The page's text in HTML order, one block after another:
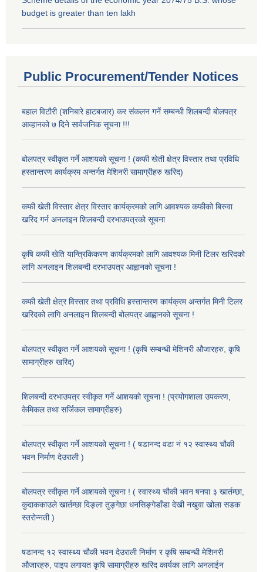
budget is greater than ten lakh
Public Procurement/Tender Notices
बहाल विटौरी (शनिबारे हाटबजार) कर संकलन गर्ने सम्बन्धी शिलबन्दी बोलपत्र
आव्हानको ७ दिने सार्वजनिक सूचना !!!
बोलपत्र स्वीकृत गर्ने आशयको सूचना ! (कफी खेती क्षेत्र विस्तार तथा प्रविधि
हस्तान्तरण कार्यक्रम अन्तर्गत मेशिनरी सामाग्रीहरु खरिद)
कफी खेती विस्तार क्षेत्र विस्तार कार्यक्रमको लागि आवश्यक कफीको बिरुवा
खरिद गर्न अनलाइन शिलबन्दी दरभाउपत्रको सूचना
कृषि कफी खेति यान्त्रिकिकरण कार्यक्रमको लागि आवश्यक मिनी टिलर खरिदको
लागि अनलाइन शिलबन्दी दरभाउपत्र आह्वानको सूचना !
कफी खेती क्षेत्र विस्तार तथा प्रविधि हस्तान्तरण कार्यक्रम अन्तर्गत मिनी टिलर
खरिदको लागि अनलाइन शिलबन्दी बोलपत्र आह्वानको सूचना !
बोलपत्र स्वीकृत गर्ने आशयको सूचना ! (कृषि सम्बन्धी मेशिनरी औजारहरु, कृषि
सामाग्रीहरु खरिद)
शिलबन्दी दरभाउपत्र स्वीकृत गर्ने आशयको सूचना ! (प्रयोगशाला उपकरण,
केमिकल तथा सर्जिकल सामाग्रीहरु)
बोलपत्र स्वीकृत गर्ने आशयको सूचना ! ( षडानन्द वडा नं १२ स्वास्थ्य चौकी
भवन निर्माण देउराली )
बोलपत्र स्वीकृत गर्ने आशयको सूचना ! ( स्वास्थ्य चौकी भवन षनपा ३ खार्तम्छा,
कुदाककाउले खार्तम्छा दिङ्ला तुङ्गेछा धनसिङ्गेडाँडा देखी नखुवा खोला सडक
स्तरोन्नती )
षडानन्द १२ स्वास्थ्य चौकी भवन देउराली निर्माण र कृषि सम्बन्धी मेशिनरी
औजारहरु, पाइप लगायत कृषि सामाग्रीहरु खरिद कार्यका लागि अनलाईन